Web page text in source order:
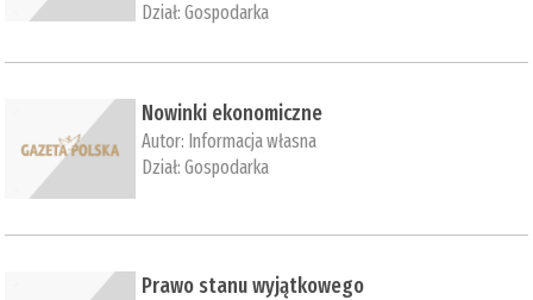
Dział:Gospodarka
Nowinki ekonomiczne
Autor: Informacja własna
Dział:Gospodarka
Prawo stanu wyjątkowego